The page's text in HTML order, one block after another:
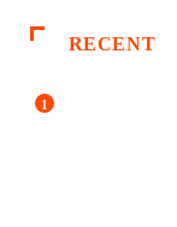
RECENT
1